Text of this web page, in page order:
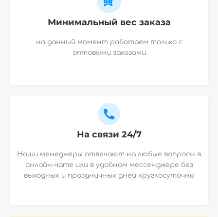
Минимальный вес заказа
на данный момент работаем только с
оптовыми заказами
На связи 24/7
Наши менеджеры отвечают на любые вопросы в
онлайн-чате или в удобном мессенджере без
выходных и праздничных дней круглосуточно